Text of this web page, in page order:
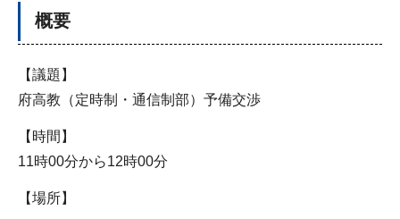
概要
【議題】
府高教（定時制・通信制部）予備交渉
【時間】
11時00分から12時00分
【場所】